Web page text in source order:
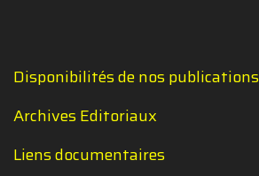
Disponibilités de nos publications
Archives Editoriaux
Liens documentaires